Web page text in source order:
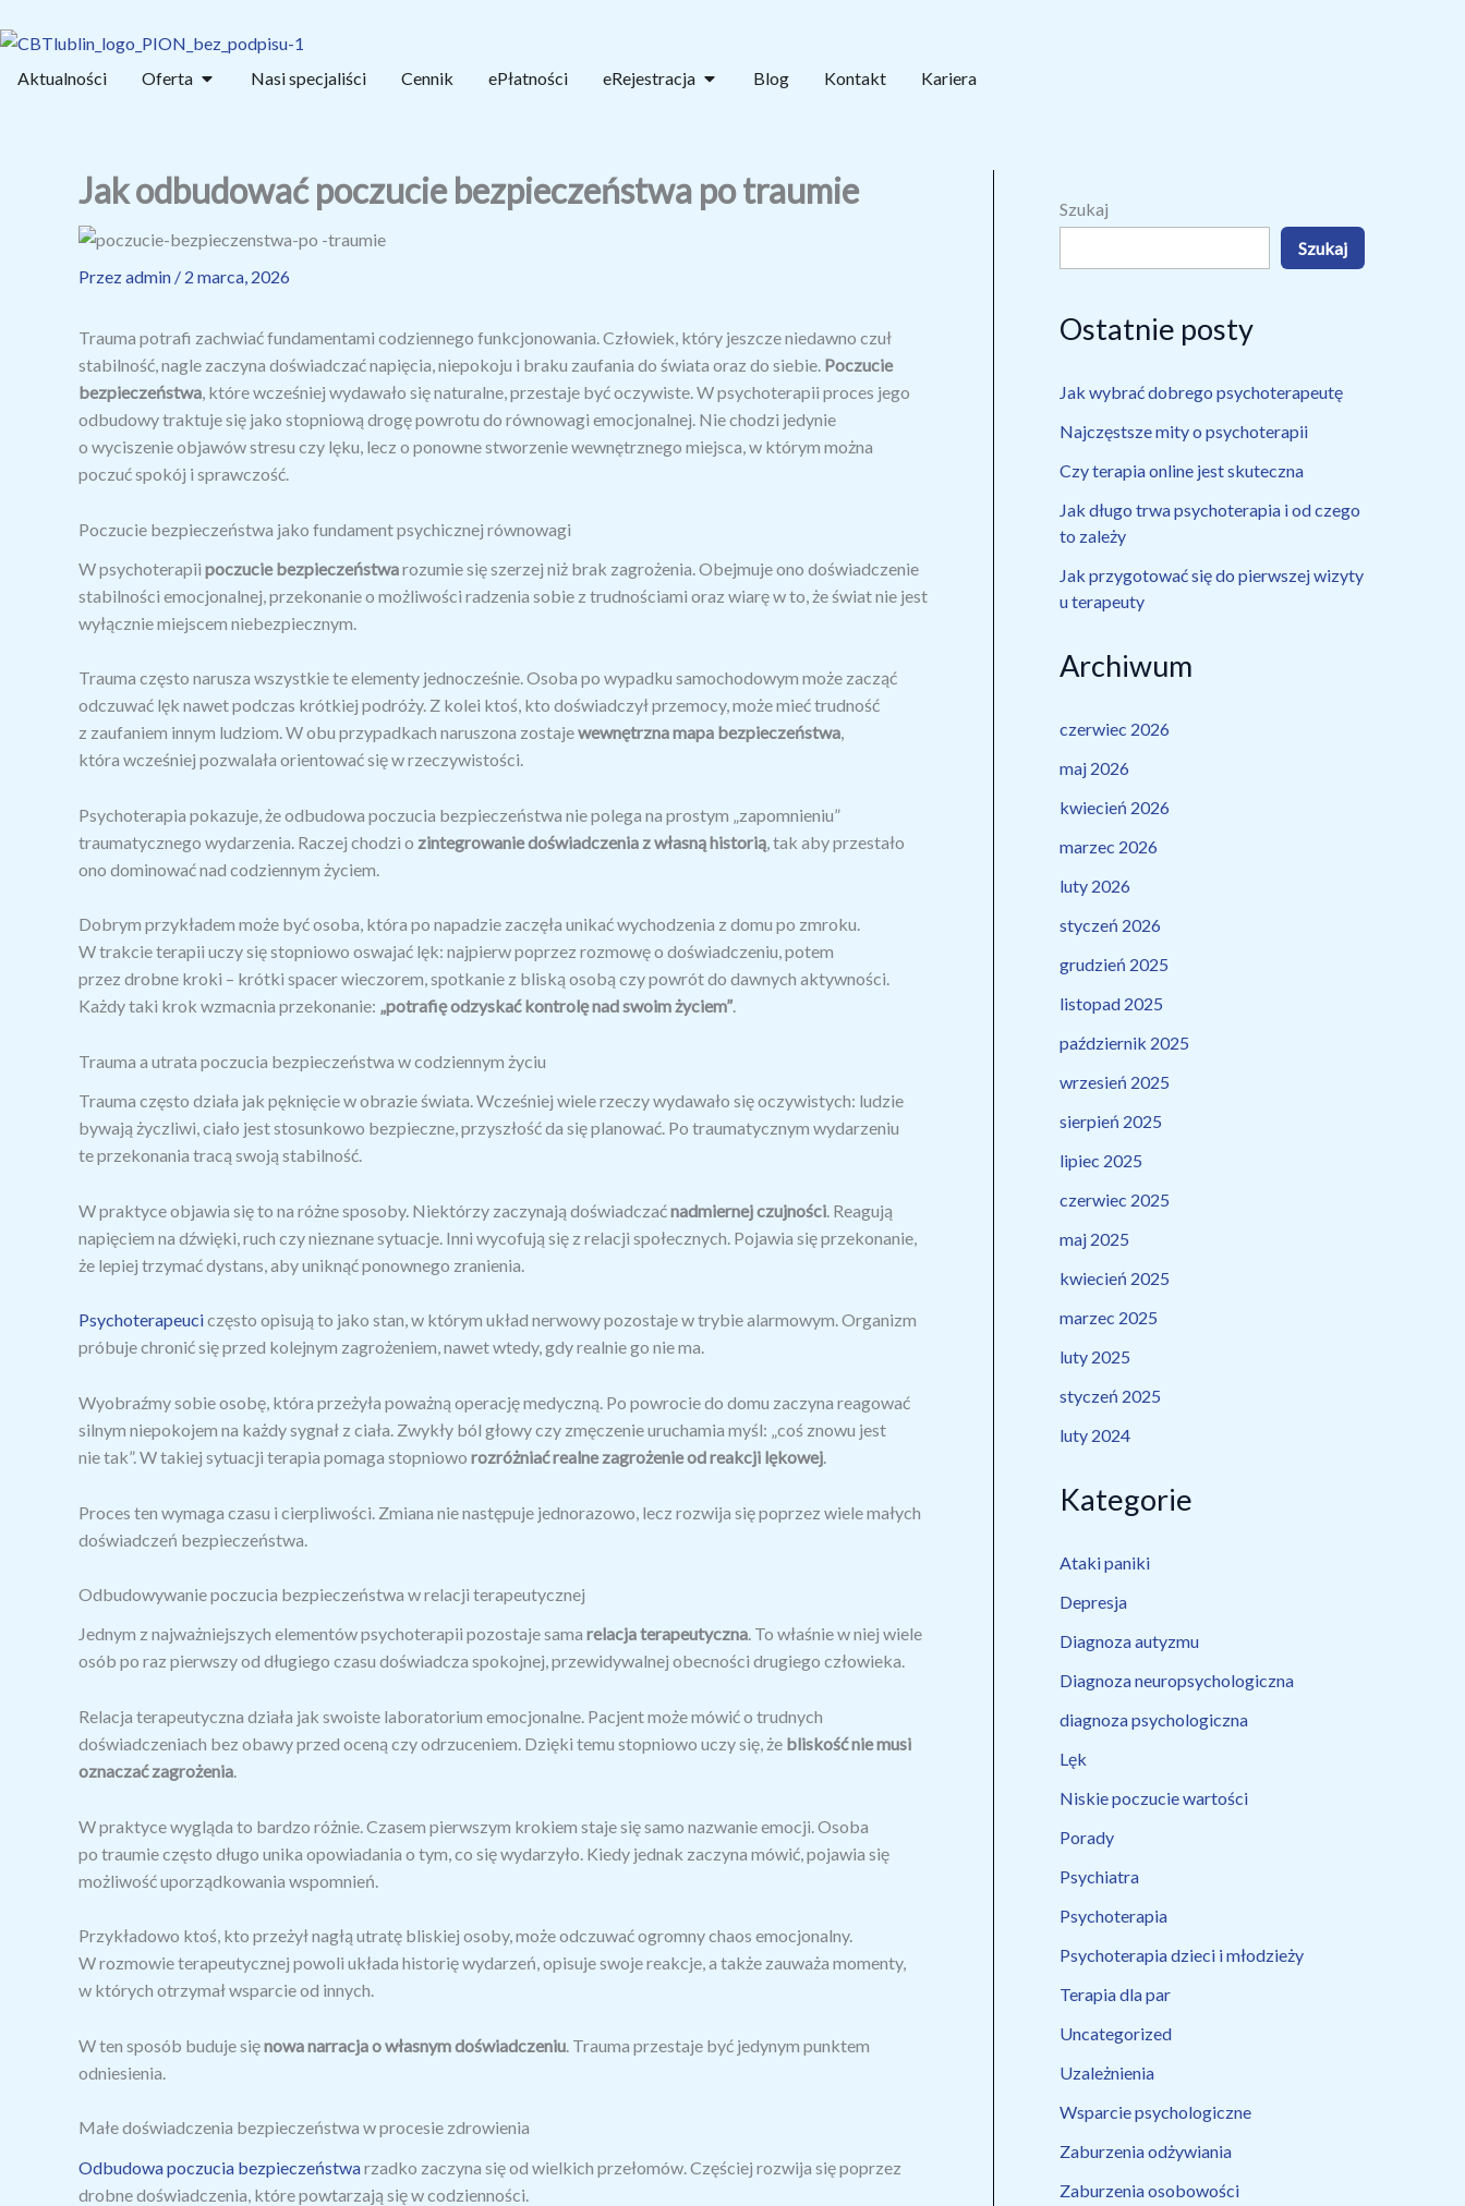
do
Aktualności Oferta Open OfertaNasi specjaliści Cennik ePłatności eRejestracja Open eRejestracja
Blog Kontakt Kariera
Jak odbudować poczucie bezpieczeństwa po traumie
Przezadmin / 2 marca, 2026
Trauma potrafi zachwiać fundamentami codziennego funkcjonowania. Człowiek, który jeszcze niedawno czuł
stabilność, nagle zaczyna doświadczać napięcia, niepokoju i braku zaufania do świata oraz do siebie. Poczucie
bezpieczeństwa, które wcześniej wydawało się naturalne, przestaje być oczywiste. W psychoterapii proces jego
odbudowy traktuje się jako stopniową drogę powrotu do równowagi emocjonalnej. Nie chodzi jedynie
o wyciszenie objawów stresu czy lęku, lecz o ponowne stworzenie wewnętrznego miejsca, w którym można
poczuć spokój i sprawczość.
Poczucie bezpieczeństwa jako fundament psychicznej równowagi
W psychoterapii poczucie bezpieczeństwarozumie się szerzej niż brak zagrożenia. Obejmuje ono doświadczenie
stabilności emocjonalnej, przekonanie o możliwości radzenia sobie z trudnościami oraz wiarę w to, że świat nie jest
wyłącznie miejscem niebezpiecznym.
Trauma często narusza wszystkie te elementy jednocześnie. Osoba po wypadku samochodowym może zacząć
odczuwać lęk nawet podczas krótkiej podróży. Z kolei ktoś, kto doświadczył przemocy, może mieć trudność
z zaufaniem innym ludziom. W obu przypadkach naruszona zostajewewnętrzna mapa bezpieczeństwa,
która wcześniej pozwalała orientować się w rzeczywistości.
Psychoterapia pokazuje, że odbudowa poczucia bezpieczeństwa nie polega na prostym „zapomnieniu”
traumatycznego wydarzenia. Raczej chodzi o zintegrowanie doświadczenia z własną historią, tak aby przestało
ono dominować nad codziennym życiem.
Dobrym przykładem może być osoba, która po napadzie zaczęła unikać wychodzenia z domu po zmroku.
W trakcie terapii uczy się stopniowo oswajać lęk: najpierw poprzez rozmowę o doświadczeniu, potem
przez drobne kroki – krótki spacer wieczorem, spotkanie z bliską osobą czy powrót do dawnych aktywności.
Każdy taki krok wzmacnia przekonanie: „potrafię odzyskać kontrolę nad swoim życiem”.
Trauma a utrata poczucia bezpieczeństwa w codziennym życiu
Trauma często działa jak pęknięcie w obrazie świata. Wcześniej wiele rzeczy wydawało się oczywistych: ludzie
bywają życzliwi, ciało jest stosunkowo bezpieczne, przyszłość da się planować. Po traumatycznym wydarzeniu
te przekonania tracą swoją stabilność.
W praktyce objawia się to na różne sposoby. Niektórzy zaczynają doświadczaćnadmiernej czujności. Reagują
napięciem na dźwięki, ruch czy nieznane sytuacje. Inni wycofują się z relacji społecznych. Pojawia się przekonanie,
że lepiej trzymać dystans, aby uniknąć ponownego zranienia.
Psychoterapeuciczęsto opisują to jako stan, w którym układ nerwowy pozostaje w trybie alarmowym. Organizm
próbuje chronić się przed kolejnym zagrożeniem, nawet wtedy, gdy realnie go nie ma.
Wyobraźmy sobie osobę, która przeżyła poważną operację medyczną. Po powrocie do domu zaczyna reagować
silnym niepokojem na każdy sygnał z ciała. Zwykły ból głowy czy zmęczenie uruchamia myśl: „coś znowu jest
nie tak”. W takiej sytuacji terapia pomaga stopniowo rozróżniać realne zagrożenie od reakcji lękowej.
Proces ten wymaga czasu i cierpliwości. Zmiana nie następuje jednorazowo, lecz rozwija się poprzez wiele małych
doświadczeń bezpieczeństwa.
Odbudowywanie poczucia bezpieczeństwa w relacji terapeutycznej
Jednym z najważniejszych elementów psychoterapii pozostaje sama relacja terapeutyczna. To właśnie w niej wiele
osób po raz pierwszy od długiego czasu doświadcza spokojnej, przewidywalnej obecności drugiego człowieka.
Relacja terapeutyczna działa jak swoiste laboratorium emocjonalne. Pacjent może mówić o trudnych
doświadczeniach bez obawy przed oceną czy odrzuceniem. Dzięki temu stopniowo uczy się, że bliskość nie musi
oznaczać zagrożenia.
W praktyce wygląda to bardzo różnie. Czasem pierwszym krokiem staje się samo nazwanie emocji. Osoba
po traumie często długo unika opowiadania o tym, co się wydarzyło. Kiedy jednak zaczyna mówić, pojawia się
możliwość uporządkowania wspomnień.
Przykładowo ktoś, kto przeżył nagłą utratę bliskiej osoby, może odczuwać ogromny chaos emocjonalny.
W rozmowie terapeutycznej powoli układa historię wydarzeń, opisuje swoje reakcje, a także zauważa momenty,
w których otrzymał wsparcie od innych.
W ten sposób buduje sięnowa narracja o własnym doświadczeniu . Trauma przestaje być jedynym punktem
odniesienia.
Małe doświadczenia bezpieczeństwa w procesie zdrowienia
Odbudowa poczucia bezpieczeństwarzadko zaczyna się od wielkich przełomów. Częściej rozwija się poprzez
drobne doświadczenia, które powtarzają się w codzienności.
Szukaj
Szukaj
Ostatnie posty
Jak wybrać dobrego psychoterapeutę
Najczęstsze mity o psychoterapii
Czy terapia online jest skuteczna
Jak długo trwa psychoterapia i od czego
to zależy
Jak przygotować się do pierwszej wizyty
u terapeuty
Archiwum
czerwiec 2026
maj 2026
kwiecień 2026
marzec 2026
luty 2026
styczeń 2026
grudzień 2025
listopad 2025
październik 2025
wrzesień 2025
sierpień 2025
lipiec 2025
czerwiec 2025
maj 2025
kwiecień 2025
marzec 2025
luty 2025
styczeń 2025
luty 2024
Kategorie
Ataki paniki
Depresja
Diagnoza autyzmu
Diagnoza neuropsychologiczna
diagnoza psychologiczna
Lęk
Niskie poczucie wartości
Porady
Psychiatra
Psychoterapia
Psychoterapia dzieci i młodzieży
Terapia dla par
Uncategorized
Uzależnienia
Wsparcie psychologiczne
Zaburzenia odżywiania
Zaburzenia osobowości